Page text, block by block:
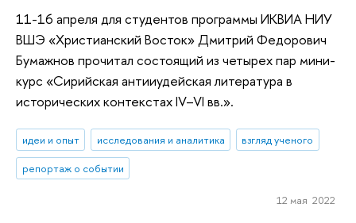
11-16 апреля для студентов программы ИКВИА НИУ
ВШЭ «Христианский Восток» Дмитрий Федорович
Бумажнов прочитал состоящий из четырех пар мини-
курс «Сирийская антииудейская литература в
исторических контекстах IV–VI вв.».
идеи и опыт исследования и аналитика
взгляд ученого
репортаж о событии
12 мая 2022